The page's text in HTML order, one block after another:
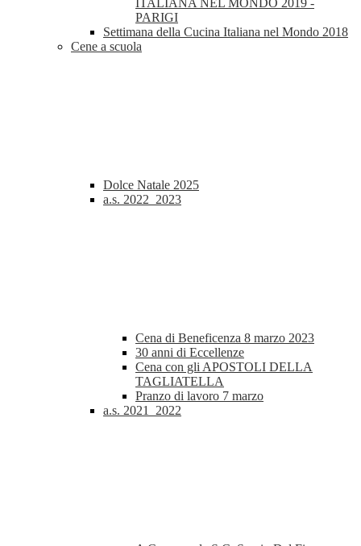
ITALIANA NEL MONDO 2019 -
PARIGI
Settimana della Cucina Italiana nel Mondo 2018
Cene a scuola
Dolce Natale 2025
a.s. 2022_2023
Cena di Beneficenza 8 marzo 2023
30 anni di Eccellenze
Cena con gli APOSTOLI DELLA
TAGLIATELLA
Pranzo di lavoro 7 marzo
a.s. 2021_2022